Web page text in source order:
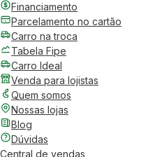
Financiamento
Parcelamento no cartão
Carro na troca
Tabela Fipe
Carro Ideal
Venda para lojistas
Quem somos
Nossas lojas
Blog
Dúvidas
Central de vendas